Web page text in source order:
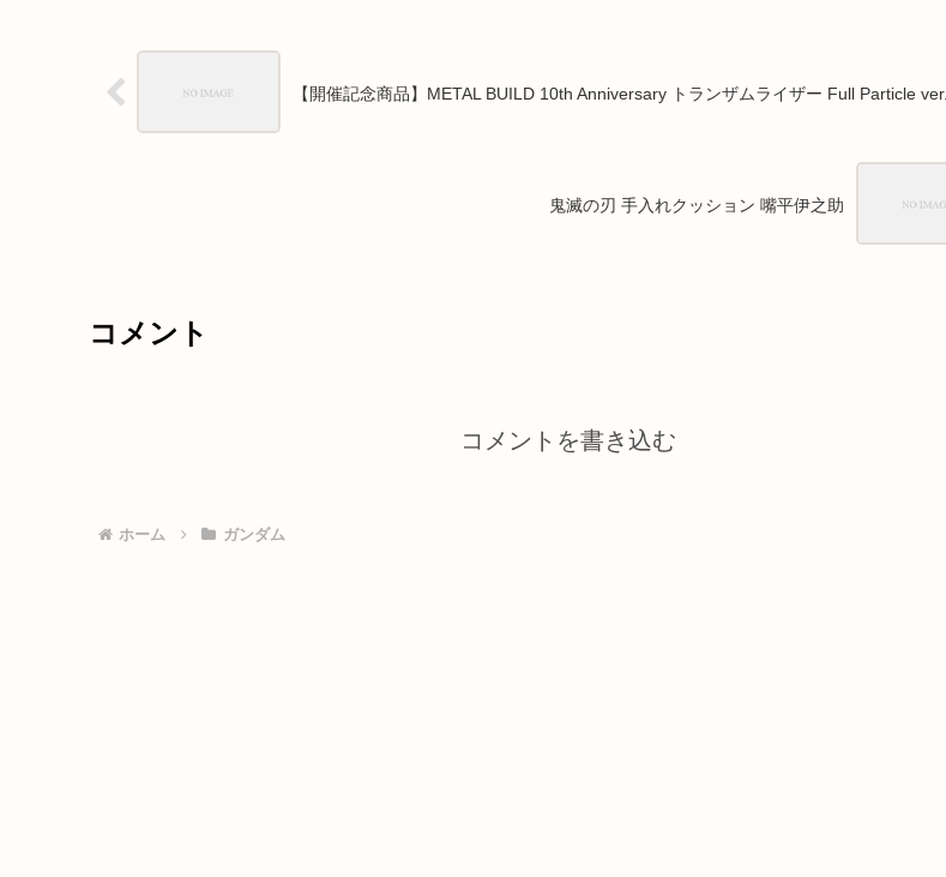
【開催記念商品】METAL BUILD 10th Anniversary トランザムライザー Full Particle ver.
鬼滅の刃 手入れクッション 嘴平伊之助
コメント
コメントを書き込む
ホーム ガンダム